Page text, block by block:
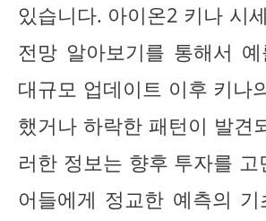
있습니다. 아이온2 키나 시
전망 알아보기를 통해서
대규모 업데이트 이후 키나
했거나 하락한 패턴이 발견
러한 정보는 향후 투자를 고
어들에게 정교한 예측의